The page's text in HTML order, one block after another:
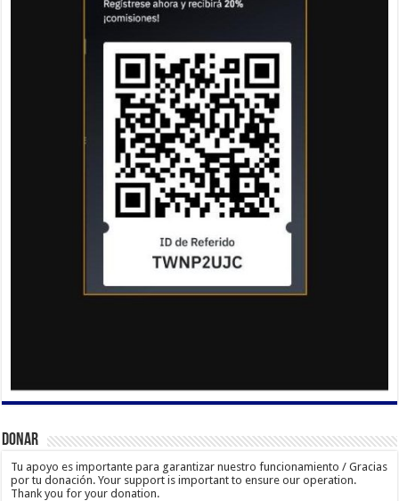
Donar
Tu apoyo es importante para garantizar nuestro funcionamiento / Gracias
por tu donación. Your support is important to ensure our operation.
Thank you for your donation.